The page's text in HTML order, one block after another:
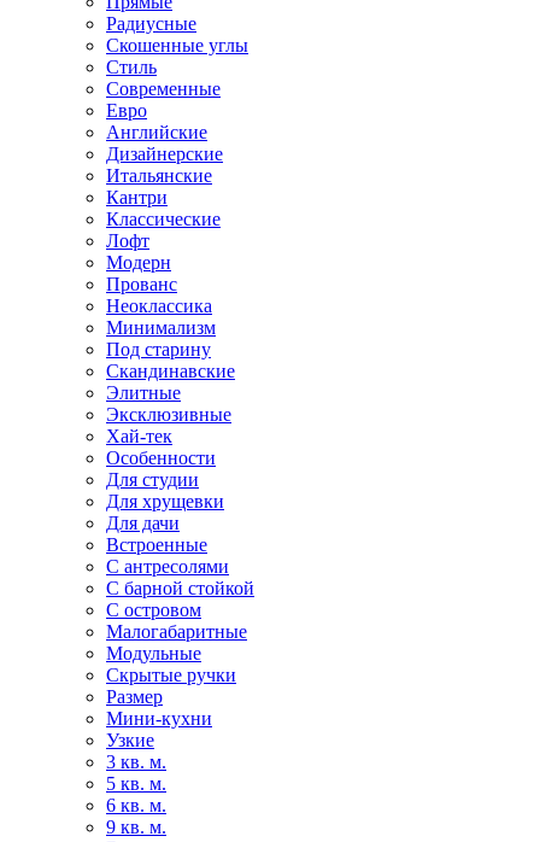
Радиусные
Скошенные углы
Стиль
Современные
Евро
Английские
Дизайнерские
Итальянские
Кантри
Классические
Лофт
Модерн
Прованс
Неоклассика
Минимализм
Под старину
Скандинавские
Элитные
Эксклюзивные
Хай-тек
Особенности
Для студии
Для хрущевки
Для дачи
Встроенные
С антресолями
С барной стойкой
С островом
Малогабаритные
Модульные
Скрытые ручки
Размер
Мини-кухни
Узкие
3 кв. м.
5 кв. м.
6 кв. м.
9 кв. м.